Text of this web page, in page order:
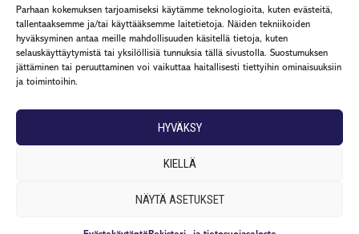
Parhaan kokemuksen tarjoamiseksi käytämme teknologioita, kuten evästeitä,
tallentaaksemme ja/tai käyttääksemme laitetietoja. Näiden tekniikoiden
hyväksyminen antaa meille mahdollisuuden käsitellä tietoja, kuten
selauskäyttäytymistä tai yksilöllisiä tunnuksia tällä sivustolla. Suostumuksen
jättäminen tai peruuttaminen voi vaikuttaa haitallisesti tiettyihin ominaisuuksiin
ja toimintoihin.
HYVÄKSY
KIELLÄ
NÄYTÄ ASETUKSET
Footer
etu.suku@rapp.fi
puh. 044 7799 277
Rekisteri- ja tietosuojaseloste
© 2026 · RAPP·Sollertis